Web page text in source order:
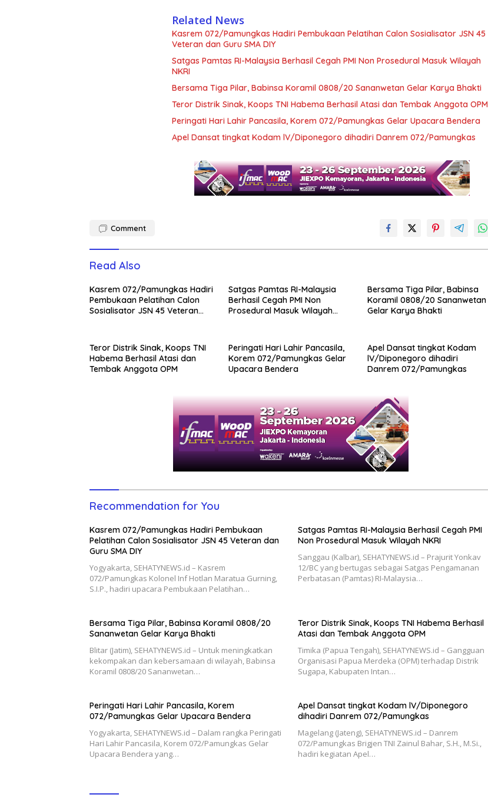
Related News
Kasrem 072/Pamungkas Hadiri Pembukaan Pelatihan Calon Sosialisator JSN 45
Veteran dan Guru SMA DIY
Satgas Pamtas RI-Malaysia Berhasil Cegah PMI Non Prosedural Masuk Wilayah
NKRI
Bersama Tiga Pilar, Babinsa Koramil 0808/20 Sananwetan Gelar Karya Bhakti
Teror Distrik Sinak, Koops TNI Habema Berhasil Atasi dan Tembak Anggota OPM
Peringati Hari Lahir Pancasila, Korem 072/Pamungkas Gelar Upacara Bendera
Apel Dansat tingkat Kodam lV/Diponegoro dihadiri Danrem 072/Pamungkas
Comment
Read Also
Kasrem 072/Pamungkas Hadiri
Pembukaan Pelatihan Calon
Sosialisator JSN 45 Veteran
Satgas Pamtas RI-Malaysia
Berhasil Cegah PMI Non
Prosedural Masuk Wilayah
Bersama Tiga Pilar, Babinsa
Koramil 0808/20 Sananwetan
Gelar Karya Bhakti
Teror Distrik Sinak, Koops TNI
Habema Berhasil Atasi dan
Tembak Anggota OPM
Peringati Hari Lahir Pancasila,
Korem 072/Pamungkas Gelar
Upacara Bendera
Apel Dansat tingkat Kodam
lV/Diponegoro dihadiri
Danrem 072/Pamungkas
Recommendation for You
Kasrem 072/Pamungkas Hadiri Pembukaan
Pelatihan Calon Sosialisator JSN 45 Veteran dan
Guru SMA DIY
Yogyakarta, SEHATYNEWS.id – Kasrem
072/Pamungkas Kolonel Inf Hotlan Maratua Gurning,
S.I.P., hadiri upacara Pembukaan Pelatihan…
Satgas Pamtas RI-Malaysia Berhasil Cegah PMI
Non Prosedural Masuk Wilayah NKRI
Sanggau (Kalbar), SEHATYNEWS.id – Prajurit Yonkav
12/BC yang bertugas sebagai Satgas Pengamanan
Perbatasan (Pamtas) RI-Malaysia…
Bersama Tiga Pilar, Babinsa Koramil 0808/20
Sananwetan Gelar Karya Bhakti
Blitar (Jatim), SEHATYNEWS.id – Untuk meningkatkan
kekompakan dan kebersamaan di wilayah, Babinsa
Koramil 0808/20 Sananwetan…
Teror Distrik Sinak, Koops TNI Habema Berhasil
Atasi dan Tembak Anggota OPM
Timika (Papua Tengah), SEHATYNEWS.id – Gangguan
Organisasi Papua Merdeka (OPM) terhadap Distrik
Sugapa, Kabupaten Intan…
Peringati Hari Lahir Pancasila, Korem
072/Pamungkas Gelar Upacara Bendera
Yogyakarta, SEHATYNEWS.id – Dalam rangka Peringati
Hari Lahir Pancasila, Korem 072/Pamungkas Gelar
Upacara Bendera yang…
Apel Dansat tingkat Kodam lV/Diponegoro
dihadiri Danrem 072/Pamungkas
Magelang (Jateng), SEHATYNEWS.id – Danrem
072/Pamungkas Brigjen TNI Zainul Bahar, S.H., M.Si.,
hadiri kegiatan Apel…